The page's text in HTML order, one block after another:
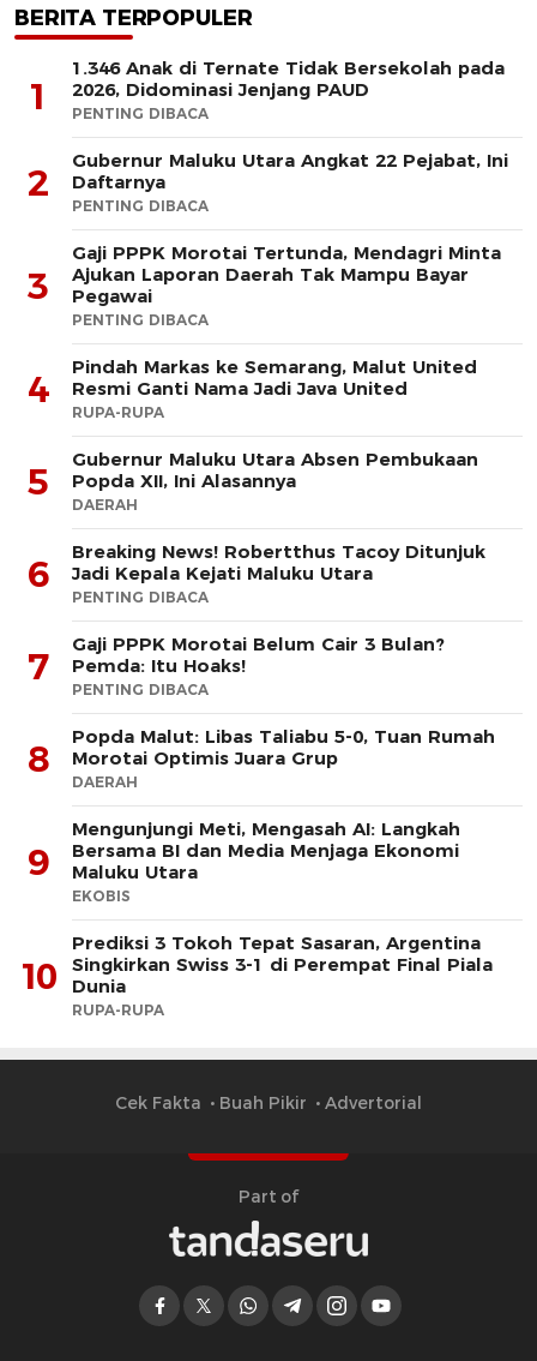
BERITA TERPOPULER
1
1.346 Anak di Ternate Tidak Bersekolah pada
2026, Didominasi Jenjang PAUD
PENTING DIBACA
2
Gubernur Maluku Utara Angkat 22 Pejabat, Ini
Daftarnya
PENTING DIBACA
3
Gaji PPPK Morotai Tertunda, Mendagri Minta
Ajukan Laporan Daerah Tak Mampu Bayar
Pegawai
PENTING DIBACA
4
Pindah Markas ke Semarang, Malut United
Resmi Ganti Nama Jadi Java United
RUPA-RUPA
5
Gubernur Maluku Utara Absen Pembukaan
Popda XII, Ini Alasannya
DAERAH
6
Breaking News! Robertthus Tacoy Ditunjuk
Jadi Kepala Kejati Maluku Utara
PENTING DIBACA
7
Gaji PPPK Morotai Belum Cair 3 Bulan?
Pemda: Itu Hoaks!
PENTING DIBACA
8
Popda Malut: Libas Taliabu 5-0, Tuan Rumah
Morotai Optimis Juara Grup
DAERAH
9
Mengunjungi Meti, Mengasah AI: Langkah
Bersama BI dan Media Menjaga Ekonomi
Maluku Utara
EKOBIS
10
Prediksi 3 Tokoh Tepat Sasaran, Argentina
Singkirkan Swiss 3-1 di Perempat Final Piala
Dunia
RUPA-RUPA
Cek Fakta Buah Pikir Advertorial
Part of